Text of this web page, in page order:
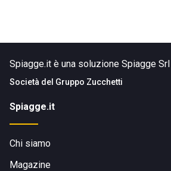
Spiagge.it è una soluzione Spiagge Srl
Società del Gruppo Zucchetti
Spiagge.it
Chi siamo
Magazine